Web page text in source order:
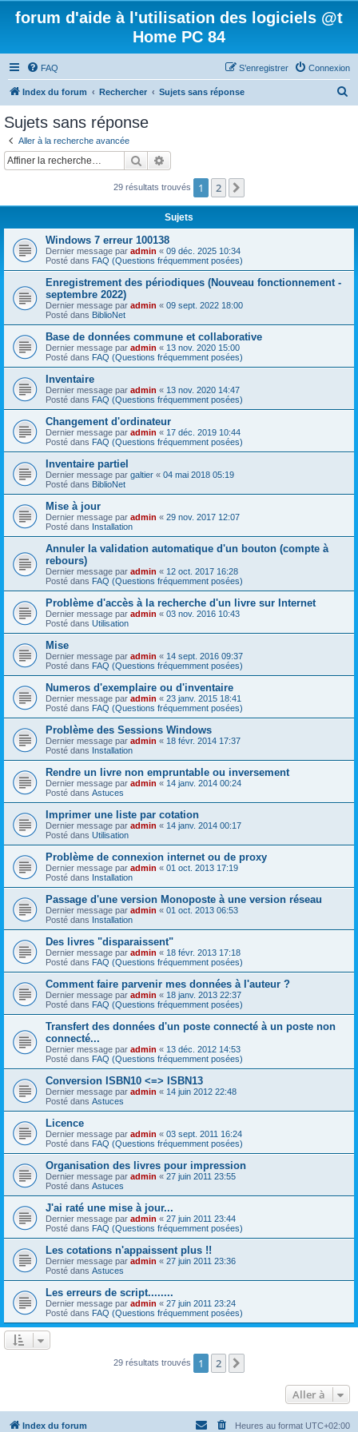
forum d'aide à l'utilisation des logiciels @t
Home PC 84
FAQ Connexion
S’enregistrer
Index du forum Rechercher Sujets sans réponse
c
Sujets sans réponse
Aller à la recherche avancée
Rechercher
29 résultats trouvés 1 2
Sujets
Windows 7 erreur 100138
Dernier message par admin « 09 déc. 2025 10:34
Posté dans FAQ (Questions fréquemment posées)
Enregistrement des périodiques (Nouveau fonctionnement -
septembre 2022)
Dernier message par admin « 09 sept. 2022 18:00
Posté dans BiblioNet
Base de données commune et collaborative
Dernier message par admin « 13 nov. 2020 15:00
Posté dans FAQ (Questions fréquemment posées)
Inventaire
Dernier message par admin « 13 nov. 2020 14:47
Posté dans FAQ (Questions fréquemment posées)
Changement d'ordinateur
Dernier message par admin « 17 déc. 2019 10:44
Posté dans FAQ (Questions fréquemment posées)
Inventaire partiel
Dernier message par galtier « 04 mai 2018 05:19
Posté dans BiblioNet
Mise à jour
Dernier message par admin « 29 nov. 2017 12:07
Posté dans Installation
Annuler la validation automatique d'un bouton (compte à
rebours)
Dernier message par admin « 12 oct. 2017 16:28
Posté dans FAQ (Questions fréquemment posées)
Problème d'accès à la recherche d'un livre sur Internet
Dernier message par admin « 03 nov. 2016 10:43
Posté dans Utilisation
Mise
Dernier message par admin « 14 sept. 2016 09:37
Posté dans FAQ (Questions fréquemment posées)
Numeros d'exemplaire ou d'inventaire
Dernier message par admin « 23 janv. 2015 18:41
Posté dans FAQ (Questions fréquemment posées)
Problème des Sessions Windows
Dernier message par admin « 18 févr. 2014 17:37
Posté dans Installation
Rendre un livre non empruntable ou inversement
Dernier message par admin « 14 janv. 2014 00:24
Posté dans Astuces
Imprimer une liste par cotation
Dernier message par admin « 14 janv. 2014 00:17
Posté dans Utilisation
Problème de connexion internet ou de proxy
Dernier message par admin « 01 oct. 2013 17:19
Posté dans Installation
Passage d'une version Monoposte à une version réseau
Dernier message par admin « 01 oct. 2013 06:53
Posté dans Installation
Des livres "disparaissent"
Dernier message par admin « 18 févr. 2013 17:18
Posté dans FAQ (Questions fréquemment posées)
Comment faire parvenir mes données à l'auteur ?
Dernier message par admin « 18 janv. 2013 22:37
Posté dans FAQ (Questions fréquemment posées)
Transfert des données d'un poste connecté à un poste non
connecté...
Dernier message par admin « 13 déc. 2012 14:53
Posté dans FAQ (Questions fréquemment posées)
Conversion ISBN10 <=> ISBN13
Dernier message par admin « 14 juin 2012 22:48
Posté dans Astuces
Licence
Dernier message par admin « 03 sept. 2011 16:24
Posté dans FAQ (Questions fréquemment posées)
Organisation des livres pour impression
Dernier message par admin « 27 juin 2011 23:55
Posté dans Astuces
J'ai raté une mise à jour...
Dernier message par admin « 27 juin 2011 23:44
Posté dans FAQ (Questions fréquemment posées)
Les cotations n'appaissent plus !!
Dernier message par admin « 27 juin 2011 23:36
Posté dans Astuces
Les erreurs de script........
Dernier message par admin « 27 juin 2011 23:24
Posté dans FAQ (Questions fréquemment posées)
29 résultats trouvés 1 2
Aller à
Index du forum Heures au format UTC+02:00